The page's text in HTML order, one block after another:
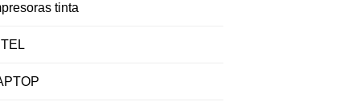
tinta